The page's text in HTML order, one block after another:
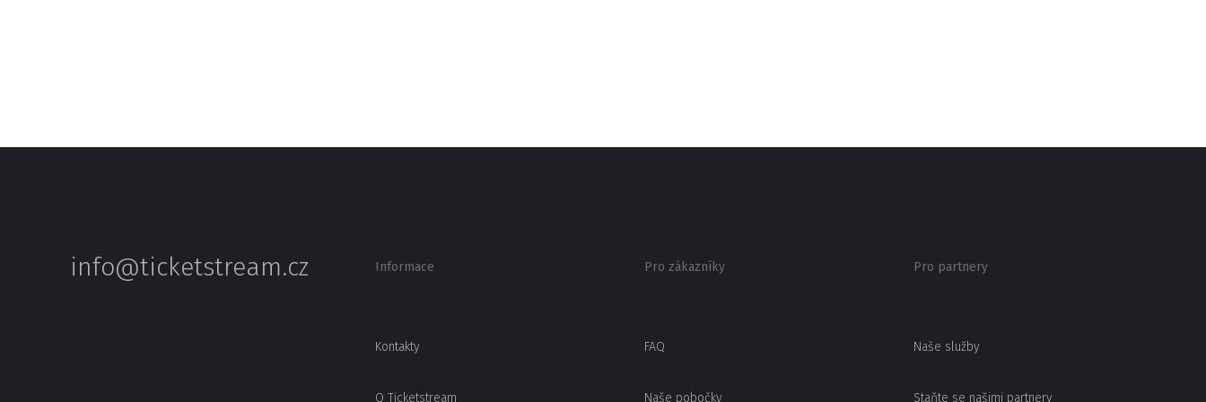
info@ticketstream.cz Informace
Kontakty
O Ticketstream
Pro zákazníky
FAQ
Naše pobočky
Pro partnery
Naše služby
Staňte se našimi partnery